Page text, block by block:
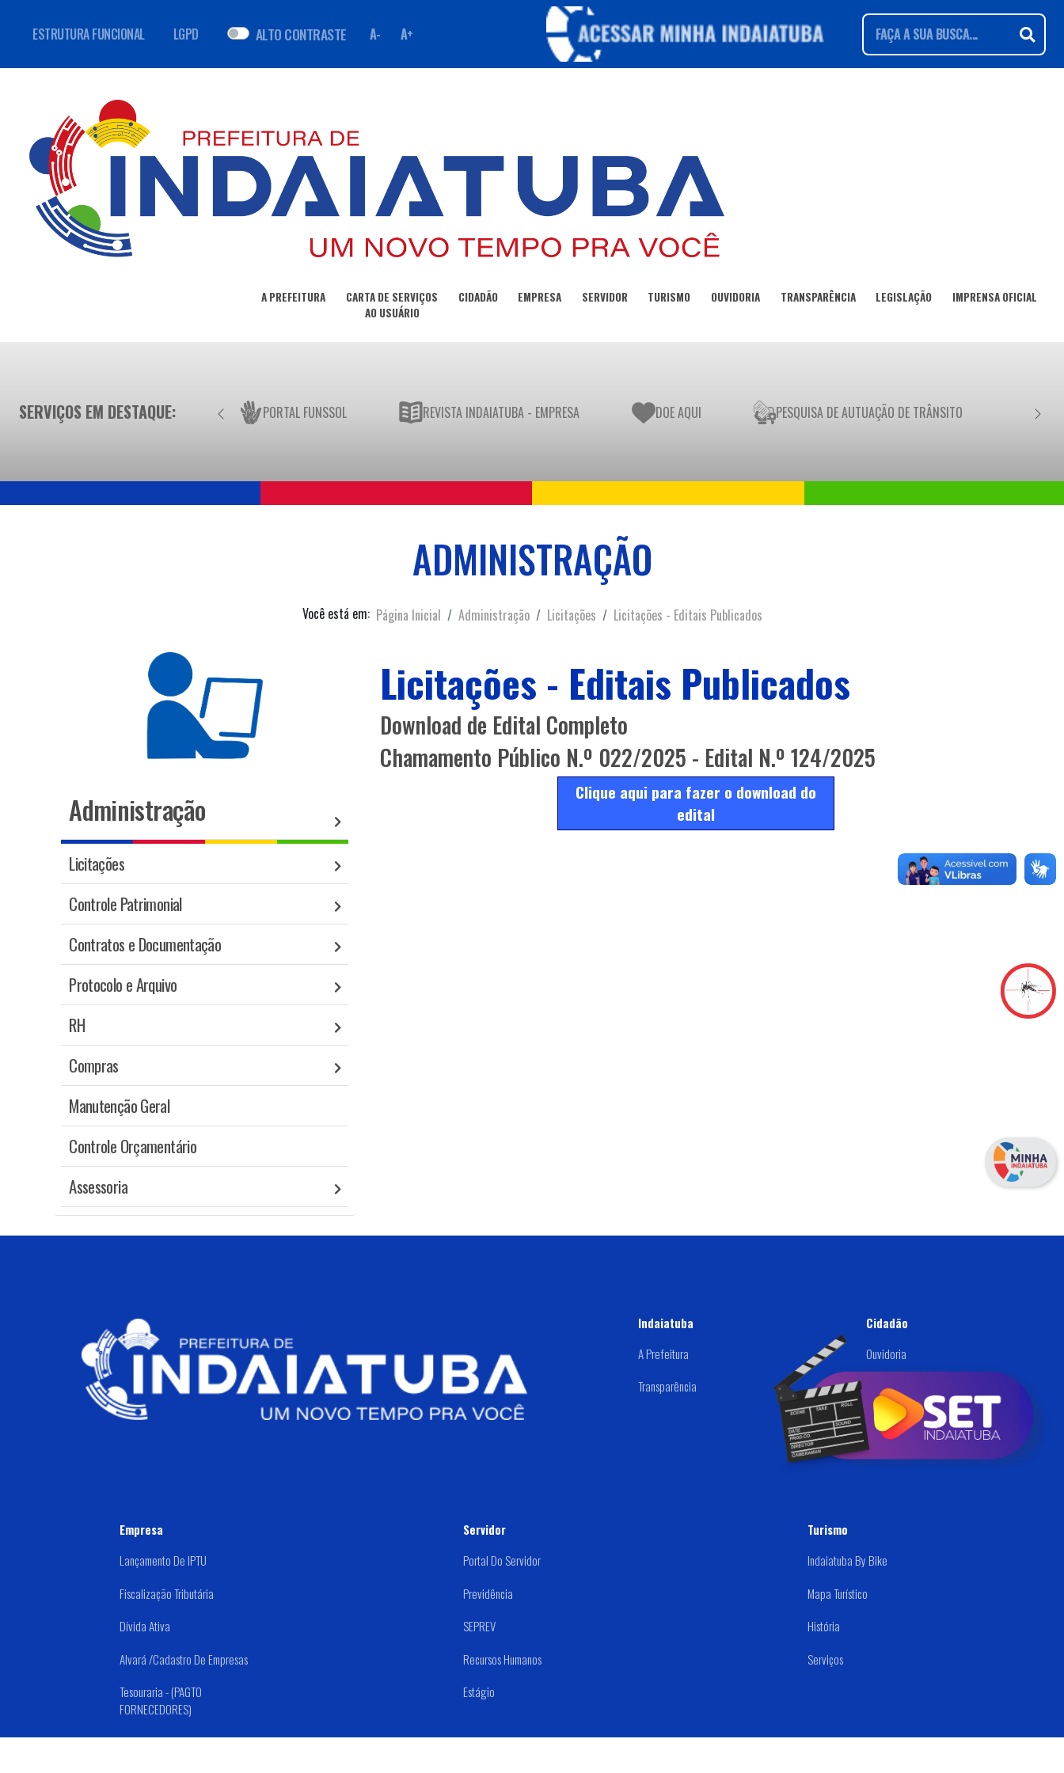
ESTRUTURA FUNCIONAL LGPD ALTO CONTRASTE A- A+
A PREFEITURA
CARTA DE SERVIÇOS
AO USUÁRIO
CIDADÃO EMPRESA SERVIDOR TURISMO OUVIDORIA TRANSPARÊNCIA LEGISLAÇÃO IMPRENSA OFICIAL
SERVIÇOS EM DESTAQUE: PORTAL FUNSSOL REVISTA INDAIATUBA - EMPRESA DOE AQUI PESQUISA DE AUTUAÇÃO DE TRÂNSITO
ADMINISTRAÇÃO
Você está em: Página Inicial Administração Licitações Licitações - Editais Publicados
Administração
Licitações
Controle Patrimonial
Contratos e Documentação
Protocolo e Arquivo
RH
Compras
Manutenção Geral
Controle Orçamentário
Assessoria
Licitações - Editais Publicados
Download de Edital Completo
Chamamento Público N.º 022/2025 - Edital N.º 124/2025
Clique aqui para fazer o download do
edital
Indaiatuba
A Prefeitura
Transparência
Cidadão
Ouvidoria
Defesa Civil
Disque: (019) 3834-9000
Samu 192
Empresa
Lançamento De IPTU
Fiscalização Tributária
Dívida Ativa
Alvará /Cadastro De Empresas
Tesouraria - (PAGTO
FORNECEDORES)
Servidor
Portal Do Servidor
Previdência
SEPREV
Recursos Humanos
Estágio
Turismo
Indaiatuba By Bike
Mapa Turístico
História
Serviços